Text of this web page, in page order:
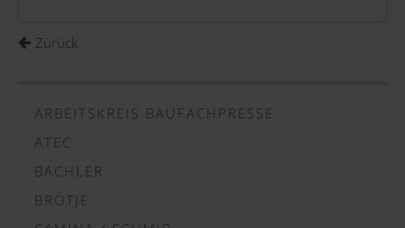
Zurück
ARBEITSKREIS BAUFACHPRESSE
ATEC
BACHLER
BRÖTJE